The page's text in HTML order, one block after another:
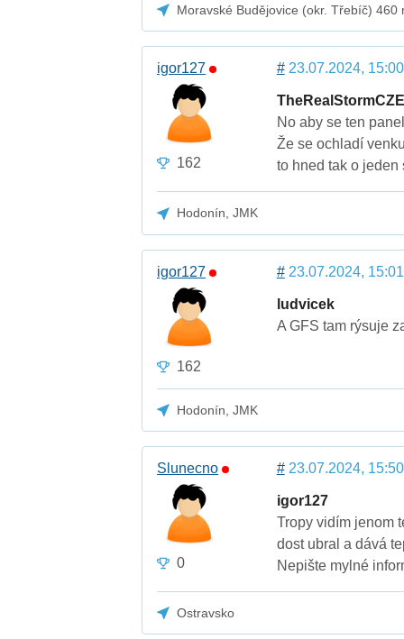
Moravské Budějovice (okr. Třebíč) 460
igor127
162
#23.07.2024, 15:00
TheRealStormCZE
No aby se ten
Že se ochladí
to hned tak o jeden
Hodonín, JMK
igor127
162
#23.07.2024, 15:01
ludvicek
A GFS tam rýsuje
Hodonín, JMK
Slunecno
0
#23.07.2024, 15:50
igor127
Tropy vidím jenom
dost ubral a dává
Nepište mylné
Ostravsko